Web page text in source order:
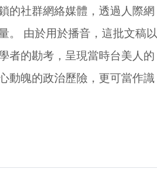
的社群網絡媒體，透過人際網
。 由於用於播音，這批文稿以
者的勘考，呈現當時台美人的
動魄的政治歷險，更可當作識